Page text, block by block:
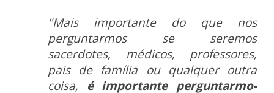
"Mais importante do que nos
perguntarmos se seremos
sacerdotes, médicos, professores,
pais de família ou qualquer outra
coisa, é importante perguntarmo-